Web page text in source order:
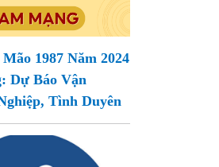
1987 Năm 2024
Dự Báo Vận
Tình Duyên